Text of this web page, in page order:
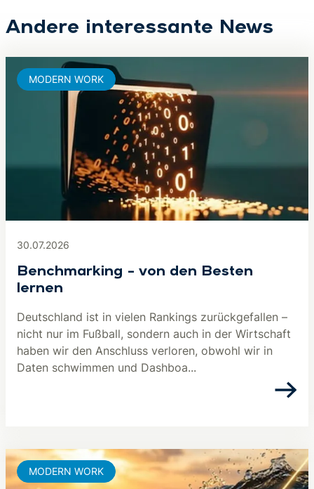
Andere interessante News
30.07.2026
Benchmarking – von den Besten
lernen
Deutschland ist in vielen Rankings zurückgefallen –
nicht nur im Fußball, sondern auch in der Wirtschaft
haben wir den Anschluss verloren, obwohl wir in
Daten schwimmen und Dashboa...
MODERN WORK
MODERN WORK